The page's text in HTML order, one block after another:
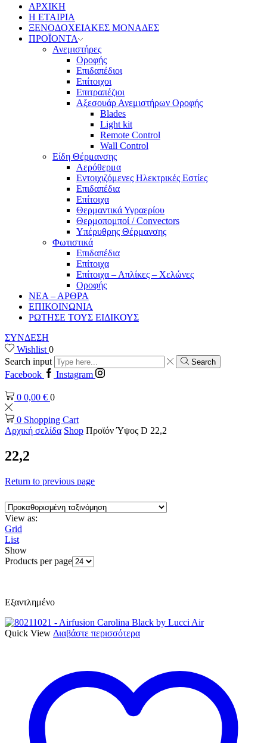
ΑΡΧΙΚΗ
Η ΕΤΑΙΡΙΑ
ΞΕΝΟΔΟΧΕΙΑΚΕΣ ΜΟΝΑΔΕΣ
ΠΡΟΪΟΝΤΑ
Ανεμιστήρες
Οροφής
Επιδαπέδιοι
Επίτοιχοι
Επιτραπέζιοι
Αξεσουάρ Ανεμιστήρων Οροφής
Blades
Light kit
Remote Control
Wall Control
Είδη Θέρμανσης
Αερόθερμα
Εντοιχιζόμενες Ηλεκτρικές Εστίες
Επιδαπέδια
Επίτοιχα
Θερμαντικά Υγραερίου
Θερμοπομποί / Convectors
Υπέρυθρης Θέρμανσης
Φωτιστικά
Επιδαπέδια
Επίτοιχα
Επίτοιχα – Απλίκες – Χελώνες
Οροφής
ΝΕΑ – ΑΡΘΡΑ
ΕΠΙΚΟΙΝΩΝΙΑ
ΡΩΤΗΣΕ ΤΟΥΣ ΕΙΔΙΚΟΥΣ
ΣΥΝΔΕΣΗ
Wishlist 0
Search input
Search
Facebook Instagram
0 0,00 € 0
0 Shopping Cart
Αρχική σελίδα Shop Προϊόν Ύψος D 22,2
22,2
Return to previous page
View as:
Grid
List
Show
Products per page
Εξαντλημένο
Quick View Διαβάστε περισσότερα